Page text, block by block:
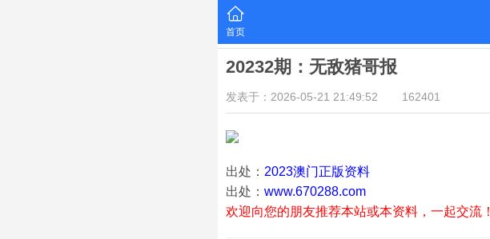
首页
20232期：无敌猪哥报
发表于：2026-05-21 21:49:52 162401
出处： 2023澳门正版资料
出处： www.670288.com
欢迎向您的朋友推荐本站或本资料，一起交流！